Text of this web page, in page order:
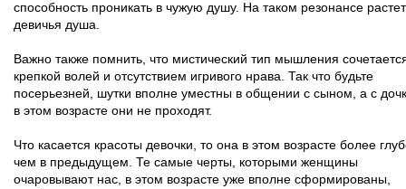
способность проникать в чужую душу. На таком резонансе растет
девичья душа.
Важно также помнить, что мистический тип мышления
крепкой волей и отсутствием игривого нрава. Так что будьте
посерьезней, шутки вполне уместны в общении с сыном, а с
в этом возрасте они не проходят.
Что касается красоты девочки, то она в этом возрасте более
чем в предыдущем. Те самые черты, которыми женщины
очаровывают нас, в этом возрасте уже вполне сформированы,